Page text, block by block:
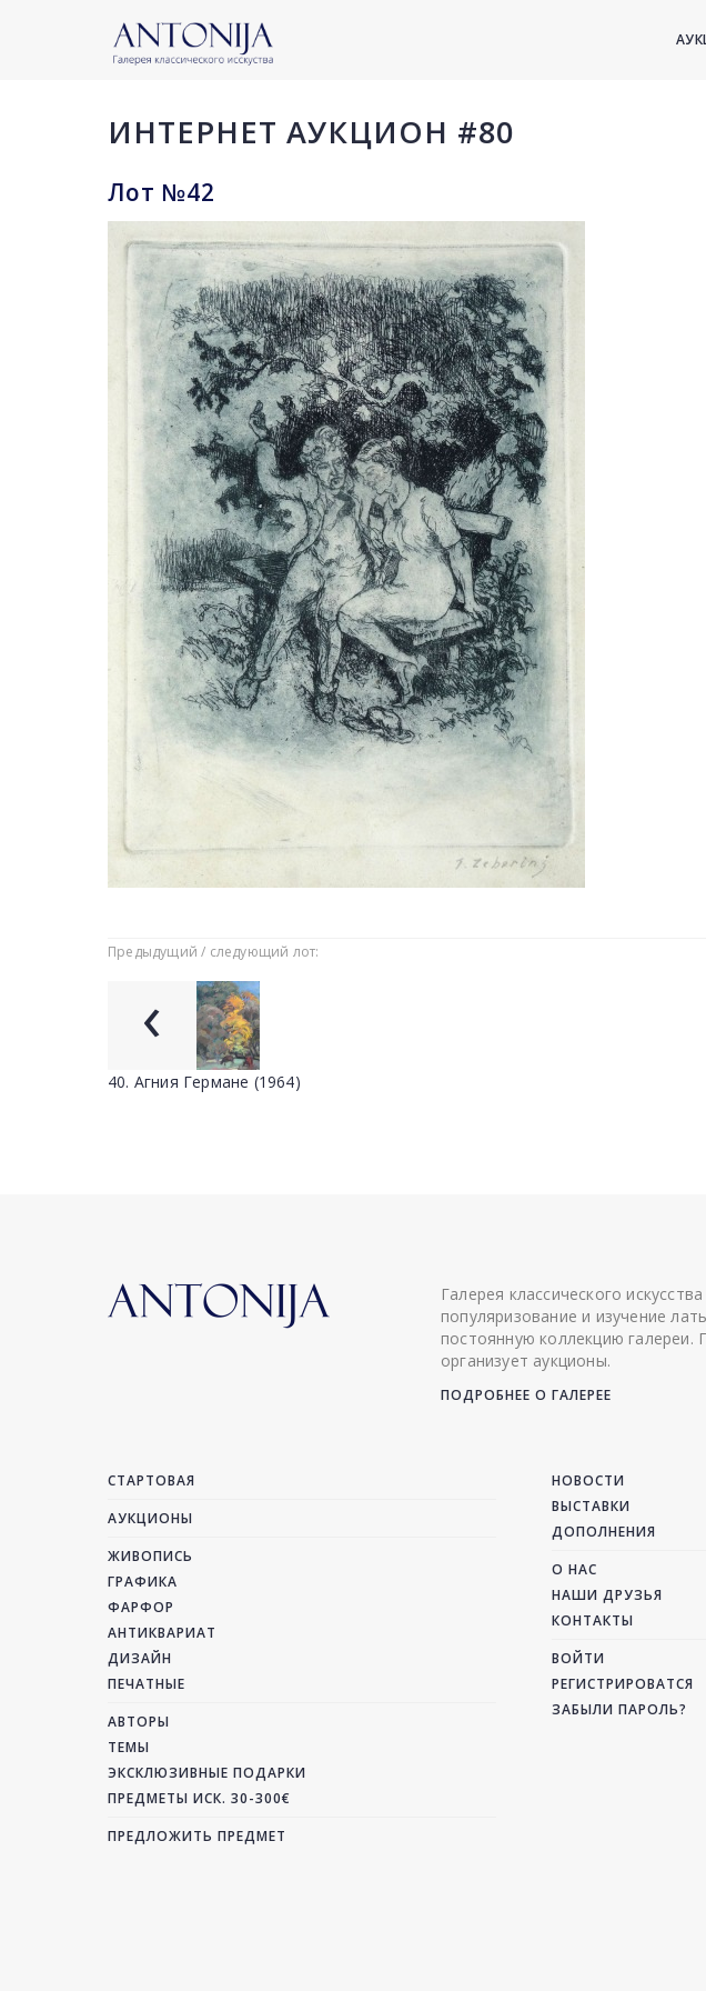
ИНТЕРНЕТ АУКЦИОН #80
Лот №42
Предыдущий / следующий лот:
‹
40. Агния Германе (1964)
Галерея классического
популяризование и изучение
постоянную коллекцию галереи.
организует аукционы.
ПОДРОБНЕЕ О ГАЛЕРЕЕ
СТАРТОВАЯ
АУКЦИОНЫ
ЖИВОПИСЬ
ГРАФИКА
ФАРФОР
АНТИКВАРИАТ
ДИЗАЙН
ПЕЧАТНЫЕ
АВТОРЫ
ТЕМЫ
ЭКСКЛЮЗИВНЫЕ ПОДАРКИ
ПРЕДМЕТЫ ИСК. 30-300€
ПРЕДЛОЖИТЬ ПРЕДМЕТ
НОВОСТИ
ВЫСТАВКИ
ДОПОЛНЕНИЯ
О НАС
НАШИ ДРУЗЬЯ
КОНТАКТЫ
ВОЙТИ
РЕГИСТРИРОВАТСЯ
ЗАБЫЛИ ПАРОЛЬ?